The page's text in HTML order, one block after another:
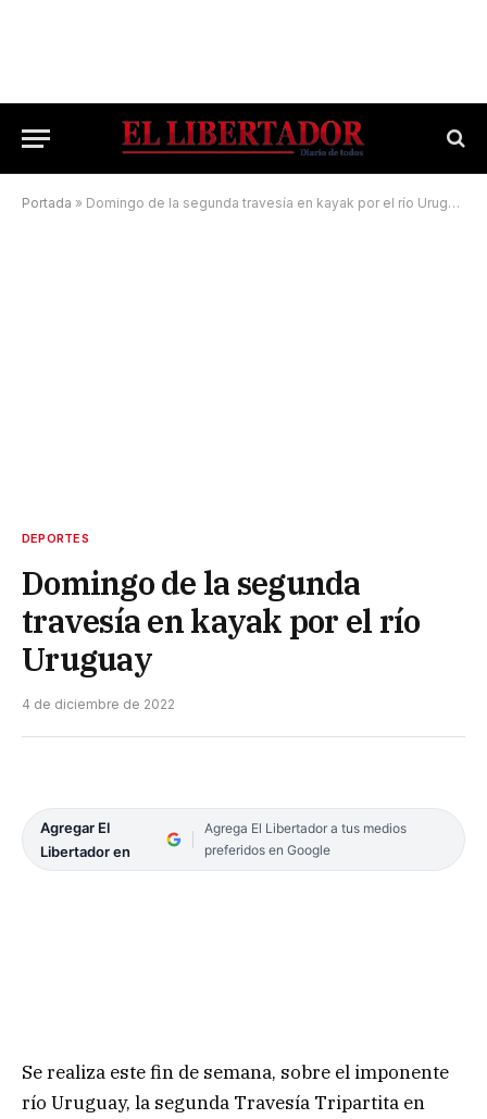
Portada » Domingo de la segunda travesía en kayak por el río Uruguay
DEPORTES
Domingo de la segunda
travesía en kayak por el río
Uruguay
4 de diciembre de 2022
Agregar El
Libertador en
Agrega El Libertador a tus medios
preferidos en Google
Se realiza este fin de semana, sobre el imponente
río Uruguay, la segunda Travesía Tripartita en